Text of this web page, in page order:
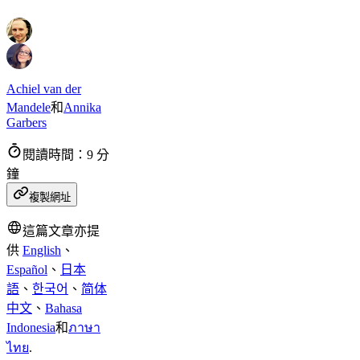
Achiel van der
Mandele和Annika
Garbers
閱讀時間：9 分
鐘
複製網址
這篇文章亦提
供 English 、
Español 、 日本
語 、 한국어 、 简体
中文 、 Bahasa
Indonesia和ภาษา
ไทย.